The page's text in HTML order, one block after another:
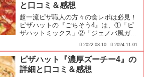
と口コミ＆感想
超一流ピザ職人の方々の食レポは必見！
ピザハットの『ごちそう4』は、①「ピ
ザハットミックス」②「ジェノバ風ガー
リックトマト」③「特製オマールソース
のダブル・シュリンプ」④「ジューシー
厚切イベリコ」の4種の厳選食材を一度
で楽しめる極上の一枚！
2022.03.10 2024.11.01
ピザハット『濃厚ズーチー4』の
詳細と口コミ＆感想